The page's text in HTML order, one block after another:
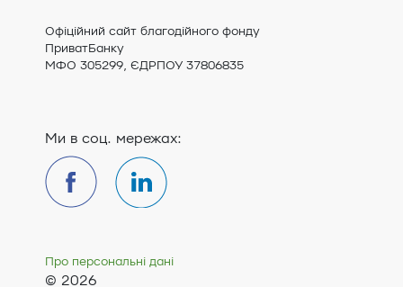
Офіційний сайт благодійного фонду
ПриватБанку
МФО 305299, ЄДРПОУ 37806835
Ми в соц. мережах:
Про персональні дані
© 2026